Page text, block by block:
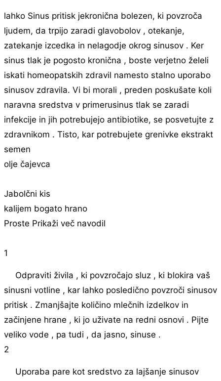
lahko Sinus pritisk jekronična bolezen, ki povzroča
ljudem, da trpijo zaradi glavobolov , otekanje,
zatekanje izcedka in nelagodje okrog sinusov . Ker
sinus tlak je pogosto kronična , boste verjetno želeli
iskati homeopatskih zdravil namesto stalno uporabo
sinusov zdravila. Vi bi morali , preden poskušate koli
naravna sredstva v primerusinus tlak se zaradi
infekcije in jih potrebujejo antibiotike, se posvetujte z
zdravnikom . Tisto, kar potrebujete grenivke ekstrakt
semen
olje čajevca
Jabolčni kis
kalijem bogato hrano
Proste Prikaži več navodil
1
Odpraviti živila , ki povzročajo sluz , ki blokira vaš
sinusni votline , kar lahko posledično povzroči sinusov
pritisk . Zmanjšajte količino mlečnih izdelkov in
začinjene hrane , ki jo uživate na redni osnovi . Pijte
veliko vode , pa tudi , da jasno, sinuse .
2
Uporaba pare kot sredstvo za lajšanje sinusov